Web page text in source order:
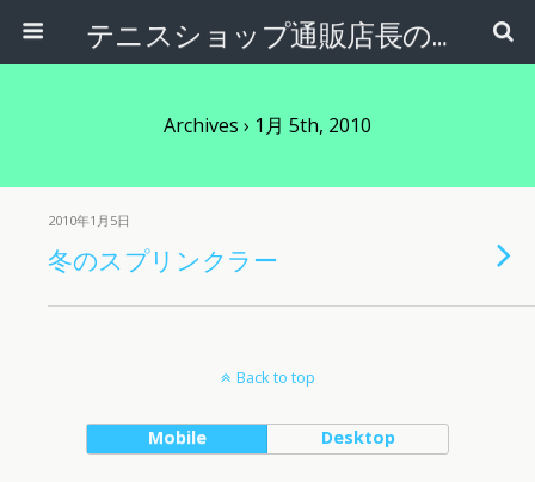
テニスショップ通販店長のブログ＠テニスショップLAFINO 西山克久
Archives › 1月 5th, 2010
2010年1月5日
冬のスプリンクラー
Back to top
Mobile Desktop